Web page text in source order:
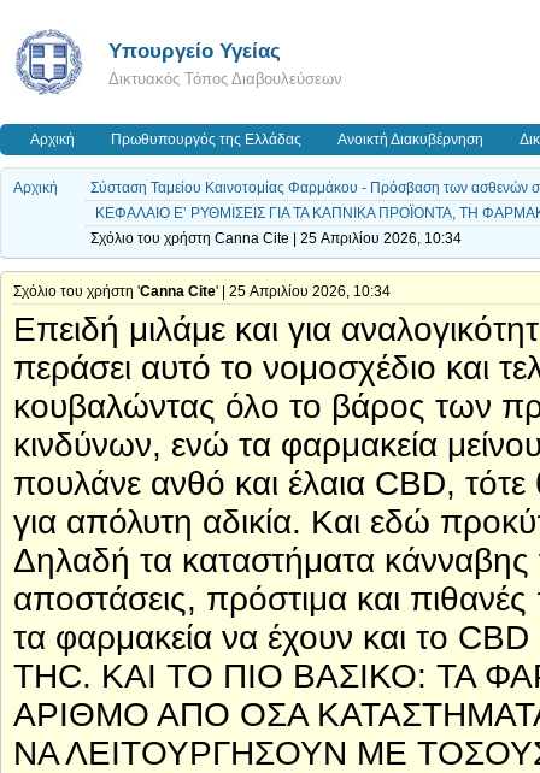
Υπουργείο Υγείας
Δικτυακός Τόπος Διαβουλεύσεων
Αρχική Πρωθυπουργός της Ελλάδας Ανοικτή Διακυβέρνηση
Αρχική
Σύσταση Ταμείου Καινοτομίας Φαρμάκου - Πρόσβαση των ασθενών σε
ΚΕΦΑΛΑΙΟ Ε’ ΡΥΘΜΙΣΕΙΣ ΓΙΑ ΤΑ ΚΑΠΝΙΚΑ ΠΡΟΪΟΝΤΑ, ΤΗ
Σχόλιο του χρήστη Canna Cite | 25 Απριλίου 2026, 10:34
Σχόλιο του χρήστη 'Canna Cite' | 25 Απριλίου 2026, 10:34
Επειδή μιλάμε και για
περάσει αυτό το νομοσχέδιο και
κουβαλώντας όλο το βάρος των
κινδύνων, ενώ τα φαρμακεία
πουλάνε ανθό και έλαια CBD, τότε
για απόλυτη αδικία. Και εδώ
Δηλαδή τα καταστήματα κάνναβης
αποστάσεις, πρόστιμα και πιθανές
τα φαρμακεία να έχουν και το
THC. ΚΑΙ ΤΟ ΠΙΟ ΒΑΣΙΚΟ: ΤΑ
ΑΡΙΘΜΟ ΑΠΟ ΟΣΑ
ΝΑ ΛΕΙΤΟΥΡΓΗΣΟΥΝ ΜΕ